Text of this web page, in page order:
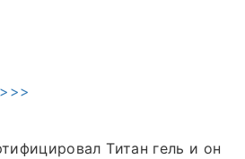
Титан гель и он